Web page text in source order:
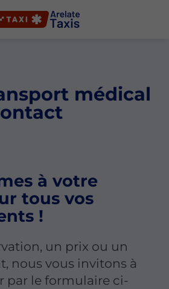
médical
à votre
tous vos
!
un prix ou un
nous vous invitons à
par le formulaire ci-